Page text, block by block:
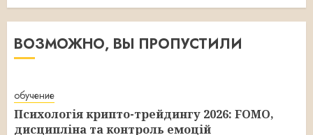
ВОЗМОЖНО, ВЫ ПРОПУСТИЛИ
обучение
Психологія крипто-трейдингу 2026: FOMO,
дисципліна та контроль емоцій